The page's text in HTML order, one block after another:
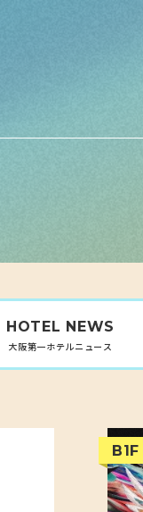
HOTEL NEWS
大阪第一ホテルニュース
B1F